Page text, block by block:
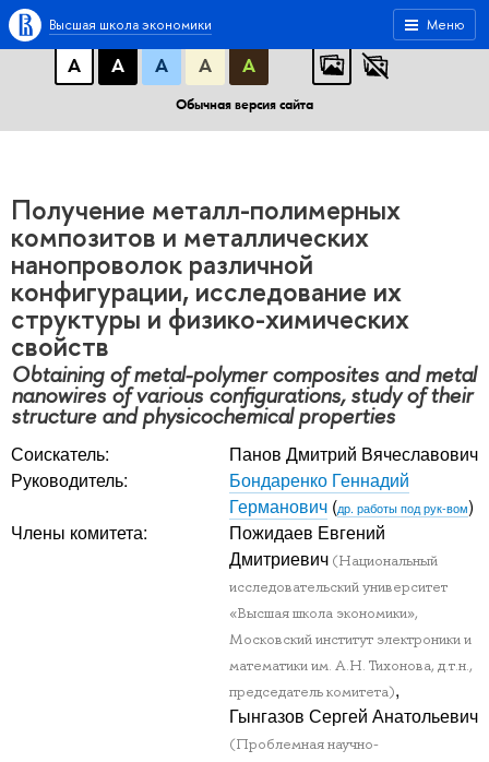
A A A
АБB
А
А А А А
Обычная версия сайта
Меню
Высшая школа экономики
Получение металл-полимерных
композитов и металлических
нанопроволок различной
конфигурации, исследование их
структуры и физико-химических
свойств
Obtaining of metal-polymer composites and metal
nanowires of various configurations, study of their
structure and physicochemical properties
Соискатель:
Панов Дмитрий Вячеславович
Руководитель:
Бондаренко Геннадий
Германович (др. работы под рук-вом)
Члены комитета:
Пожидаев Евгений
Дмитриевич (Национальный
исследовательский университет
«Высшая школа экономики»,
Московский институт электроники и
математики им. А.Н. Тихонова, д.т.н.,
председатель комитета),
Гынгазов Сергей Анатольевич
(Проблемная научно-